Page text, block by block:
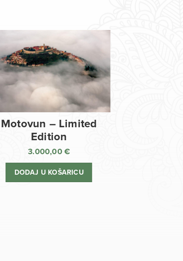
Motovun – Limited
Edition
3.000,00 €
DODAJ U KOŠARICU